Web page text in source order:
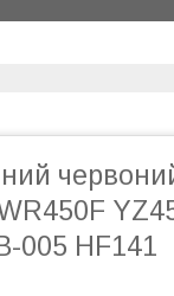
005 HF141